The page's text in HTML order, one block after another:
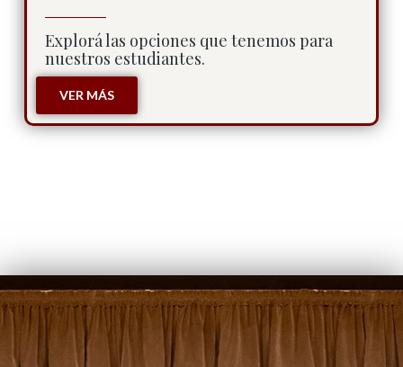
Explorá las opciones que tenemos para
nuestros estudiantes.
VER MÁS
Derecho